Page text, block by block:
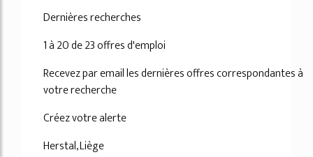
Dernières recherches
1 à 20 de 23 offres d'emploi
Recevez par email les dernières offres correspondantes à
votre recherche
Créez votre alerte
Herstal, Liège